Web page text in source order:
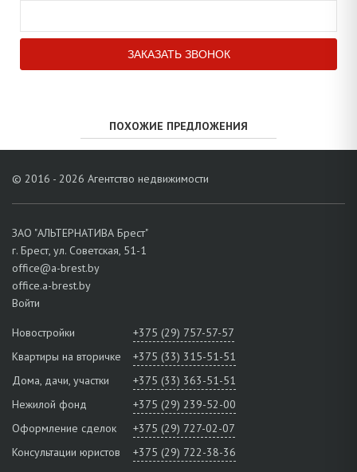
ПОХОЖИЕ ПРЕДЛОЖЕНИЯ
© 2016 - 2026 Агентство недвижимости
ЗАО "АЛЬТЕРНАТИВА Брест"
г. Брест, ул. Советская, 51-1
office@a-brest.by
office.a-brest.by
Войти
Новостройки
+375 (29) 757-57-57
Квартиры на вторичке
+375 (33) 315-51-51
Дома, дачи, участки
+375 (33) 363-51-51
Нежилой фонд
+375 (29) 239-52-00
Оформление сделок
+375 (29) 727-02-07
Консультации юристов
+375 (29) 722-38-36